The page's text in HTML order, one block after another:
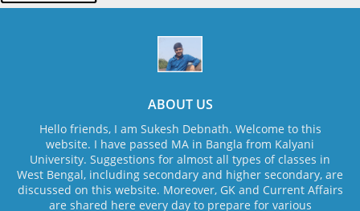
ABOUT US
Hello friends, I am Sukesh Debnath. Welcome to this
website. I have passed MA in Bangla from Kalyani
University. Suggestions for almost all types of classes in
West Bengal, including secondary and higher secondary, are
discussed on this website. Moreover, GK and Current Affairs
are shared here every day to prepare for various